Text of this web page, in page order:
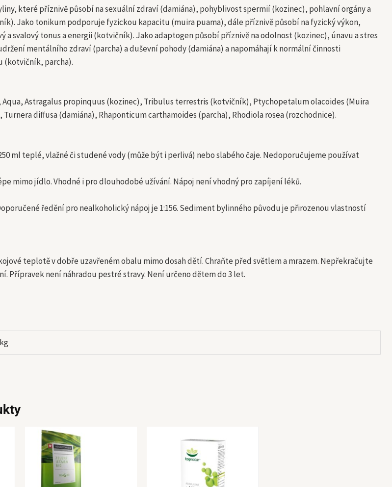
které příznivě působí na sexuální zdraví (damiána), pohyblivost spermií (kozinec), pohlavní orgány a
Jako tonikum podporuje fyzickou kapacitu (muira puama), dále příznivě působí na fyzický výkon,
a svalový tonus a energii (kotvičník). Jako adaptogen působí příznivě na odolnost (kozinec), únavu a stres
mentálního zdraví (parcha) a duševní pohody (damiána) a napomáhají k normální činnosti
(kotvičník, parcha).
Aqua, Astragalus propinquus (kozinec), Tribulus terrestris (kotvičník), Ptychopetalum olacoides (Muira
Turnera diffusa (damiána), Rhaponticum carthamoides (parcha), Rhodiola rosea (rozchodnice).
ml teplé, vlažné či studené vody (může být i perlivá) nebo slabého čaje. Nedoporučujeme používat
mimo jídlo. Vhodné i pro dlouhodobé užívání. Nápoj není vhodný pro zapíjení léků.
ředění pro nealkoholický nápoj je 1:156. Sediment bylinného původu je přirozenou vlastností
teplotě v dobře uzavřeném obalu mimo dosah dětí. Chraňte před světlem a mrazem. Nepřekračujte
Přípravek není náhradou pestré stravy. Není určeno dětem do 3 let.